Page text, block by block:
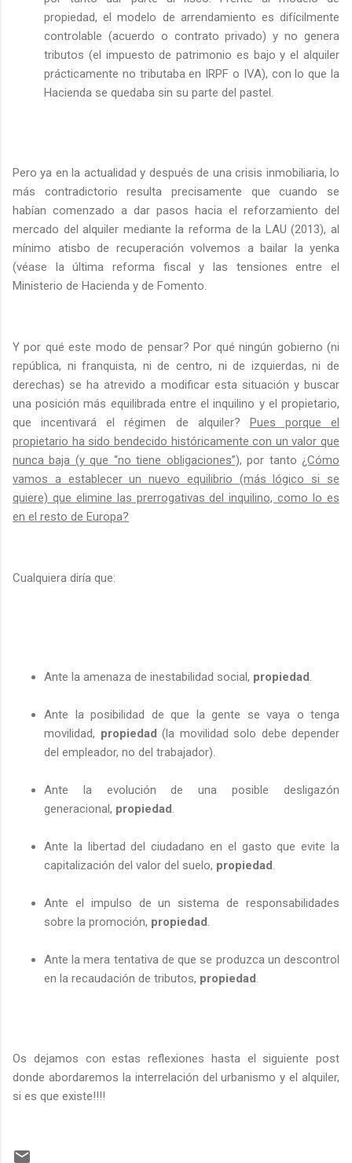
propiedad, el modelo de arrendamiento es difícilmente
controlable (acuerdo o contrato privado) y no genera
tributos (el impuesto de patrimonio es bajo y el alquiler
prácticamente no tributaba en IRPF o IVA), con lo que la
Hacienda se quedaba sin su parte del pastel.
Pero ya en la actualidad y después de una crisis inmobiliaria, lo
más contradictorio resulta precisamente que cuando se
habían comenzado a dar pasos hacia el reforzamiento del
mercado del alquiler mediante la reforma de la LAU (2013), al
mínimo atisbo de recuperación volvemos a bailar la yenka
(véase la última reforma fiscal y las tensiones entre el
Ministerio de Hacienda y de Fomento.
Y por qué este modo de pensar? Por qué ningún gobierno (ni
república, ni franquista, ni de centro, ni de izquierdas, ni de
derechas) se ha atrevido a modificar esta situación y buscar
una posición más equilibrada entre el inquilino y el propietario,
que incentivará el régimen de alquiler? Pues porque el
propietario ha sido bendecido históricamente con un valor que
nunca baja (y que “no tiene obligaciones”), por tanto ¿Cómo
vamos a establecer un nuevo equilibrio (más lógico si se
quiere) que elimine las prerrogativas del inquilino, como lo es
en el resto de Europa?
Cualquiera diría que:
Ante la amenaza de inestabilidad social, propiedad
Ante la posibilidad de que la gente se vaya o tenga
movilidad, propiedad (la movilidad solo debe depender
del empleador, no del trabajador).
Ante la evolución de una posible desligazón
generacional, propiedad
Ante la libertad del ciudadano en el gasto que evite la
capitalización del valor del suelo, propiedad
Ante el impulso de un sistema de responsabilidades
sobre la promoción, propiedad
Ante la mera tentativa de que se produzca un descontrol
en la recaudación de tributos, propiedad
Os dejamos con estas reflexiones hasta el siguiente post
donde abordaremos la interrelación del urbanismo y el alquiler,
si es que existe!!!!